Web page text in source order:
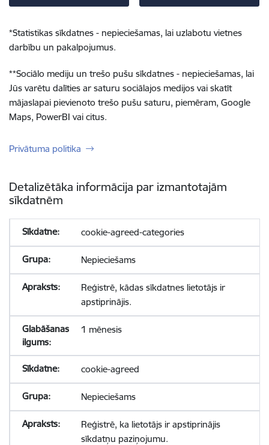
*Statistikas sīkdatnes - nepieciešamas, lai uzlabotu vietnes
darbību un pakalpojumus.
**Sociālo mediju un trešo pušu sīkdatnes - nepieciešamas, lai
Jūs varētu dalīties ar saturu sociālajos medijos vai skatīt
mājaslapai pievienoto trešo pušu saturu, piemēram, Google
Maps, PowerBI vai citus.
Privātuma politika
Detalizētāka informācija par izmantotajām
sīkdatnēm
cookie-agreed-categories
Nepieciešams
Reģistrē, kādas sīkdatnes lietotājs ir
apstiprinājis.
1 mēnesis
cookie-agreed
Nepieciešams
Reģistrē, ka lietotājs ir apstiprinājis
sīkdatņu paziņojumu.